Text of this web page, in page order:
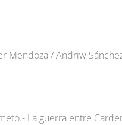
Mendoza / Andriw
La guerra entre